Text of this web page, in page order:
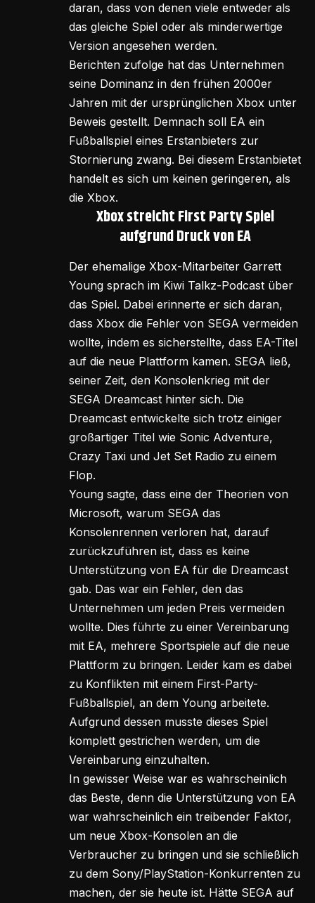
daran, dass von denen viele entweder als
das gleiche Spiel oder als minderwertige
Version angesehen werden.
Berichten zufolge hat das Unternehmen
seine Dominanz in den frühen 2000er
Jahren mit der ursprünglichen Xbox unter
Beweis gestellt. Demnach soll EA ein
Fußballspiel eines Erstanbieters zur
Stornierung zwang. Bei diesem Erstanbietet
handelt es sich um keinen geringeren, als
die Xbox.
Xbox streicht First Party Spiel
aufgrund Druck von EA
Der ehemalige Xbox-Mitarbeiter Garrett
Young sprach im Kiwi Talkz-Podcast über
das Spiel. Dabei erinnerte er sich daran,
dass Xbox die Fehler von SEGA vermeiden
wollte, indem es sicherstellte, dass EA-Titel
auf die neue Plattform kamen. SEGA ließ,
seiner Zeit, den Konsolenkrieg mit der
SEGA Dreamcast hinter sich. Die
Dreamcast entwickelte sich trotz einiger
großartiger Titel wie Sonic Adventure,
Crazy Taxi und Jet Set Radio zu einem
Flop.
Young sagte, dass eine der Theorien von
Microsoft, warum SEGA das
Konsolenrennen verloren hat, darauf
zurückzuführen ist, dass es keine
Unterstützung von EA für die Dreamcast
gab. Das war ein Fehler, den das
Unternehmen um jeden Preis vermeiden
wollte. Dies führte zu einer Vereinbarung
mit EA, mehrere Sportspiele auf die neue
Plattform zu bringen. Leider kam es dabei
zu Konflikten mit einem First-Party-
Fußballspiel, an dem Young arbeitete.
Aufgrund dessen musste dieses Spiel
komplett gestrichen werden, um die
Vereinbarung einzuhalten.
In gewisser Weise war es wahrscheinlich
das Beste, denn die Unterstützung von EA
war wahrscheinlich ein treibender Faktor,
um neue Xbox-Konsolen an die
Verbraucher zu bringen und sie schließlich
zu dem Sony/PlayStation-Konkurrenten zu
machen, der sie heute ist. Hätte SEGA auf